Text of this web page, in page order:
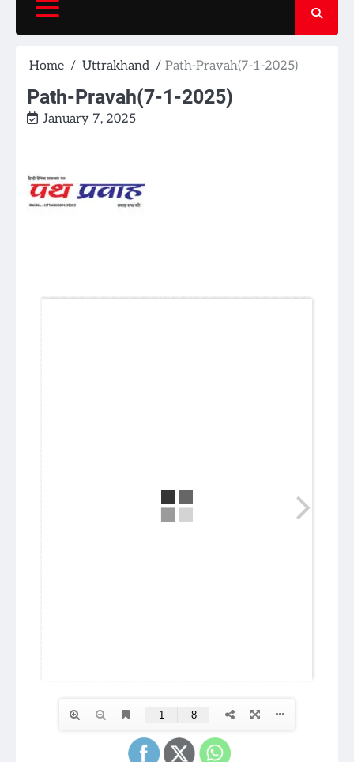
Home Uttrakhand Path-Pravah(7-1-2025)
Path-Pravah(7-1-2025)
January 7, 2025